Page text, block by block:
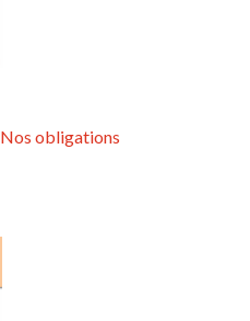
Nos obligations